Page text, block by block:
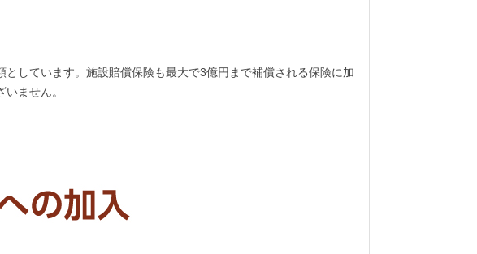
しています。施設賠償保険も最大で3億円まで補償される保険に加
ません。